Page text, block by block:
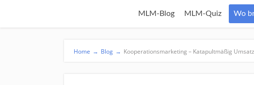
MLM-Blog MLM-Quiz Wo
Home → Blog → Kooperationsmarketing – Katapultmäßig